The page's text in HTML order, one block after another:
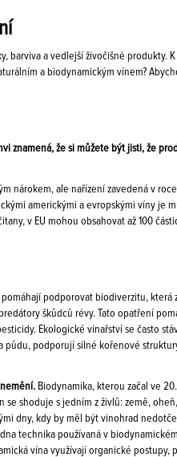
barviva a vedlejší živočišné produkty.
a biodynamickým vínem?
znamená, že si můžete být jisti, že
nárokem, ale nařízení zavedená v
americkými a evropskými víny je
v EU mohou obsahovat až 100
podporovat biodiverzitu,
škůdců révy. Tato opatření
Ekologické vinařství se často
půdu, podporují silné kořenové
Biodynamika, kterou začal ve
shoduje s jedním z živlů: země,
dny, kdy by měl být vinohrad
technika používaná v
vína využívají organické postupy,